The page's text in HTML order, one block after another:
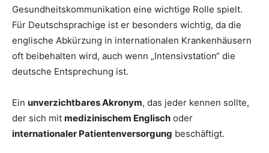
Gesundheitskommunikation eine wichtige Rolle spielt.
Für Deutschsprachige ist er besonders wichtig, da die
englische Abkürzung in internationalen Krankenhäusern
oft beibehalten wird, auch wenn „Intensivstation“ die
deutsche Entsprechung ist.
Ein unverzichtbares Akronym, das jeder kennen sollte,
der sich mit medizinischem Englisch oder
internationaler Patientenversorgung beschäftigt.